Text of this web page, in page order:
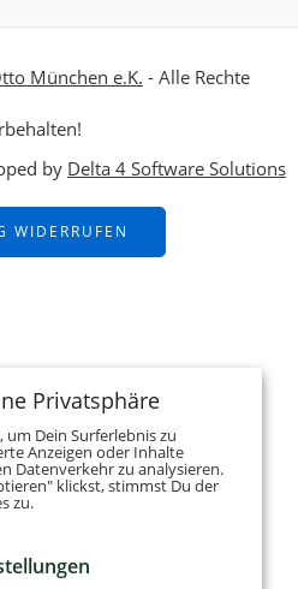
München e.K. - Alle Rechte
by Delta 4 Software Solutions
WIDERRUFEN
Privatsphäre
Dein Surferlebnis zu
Anzeigen oder Inhalte
Datenverkehr zu analysieren.
klickst, stimmst Du der
zu.